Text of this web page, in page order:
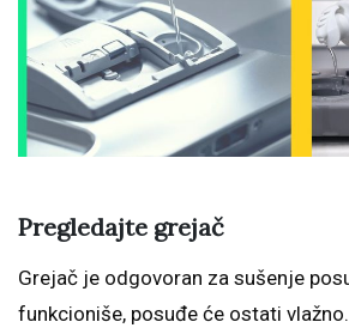
Pregledajte grejač
Grejač je odgovoran za sušenje
funkcioniše, posuđe će ostati